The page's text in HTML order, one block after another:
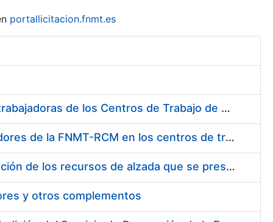
portallicitacion.fnmt.es
Suministro de Protectores Auditivos a medida para las personas trabajadoras de los Centros de Trabajo de Madrid y Burgos
Suministro de gafas graduadas antiproyecciones para los trabajadores de la FNMT-RCM en los centros de trabajo de Madrid y Burgos
Servicios de una empresa externa para el asesoramiento y resolución de los recursos de alzada que se presentan relacionados con procesos de selección para la FNMT-RCM
y otros complementos